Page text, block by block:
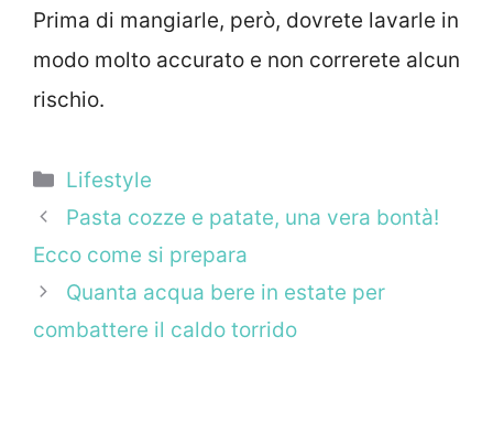
Prima di mangiarle, però, dovrete lavarle in
modo molto accurato e non correrete alcun
rischio.
Categorie
Lifestyle
Pasta cozze e patate, una vera bontà!
Ecco come si prepara
Quanta acqua bere in estate per
combattere il caldo torrido